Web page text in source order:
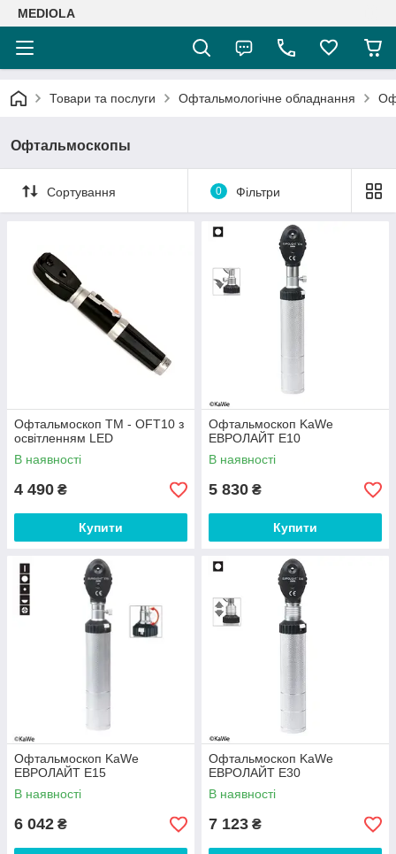
MEDIOLA
Товари та послуги Офтальмологічне обладнання
Офтальмоскопы
Сортування 0 Фільтри
Офтальмоскоп TM - OFT10 з
освітленням LED
В наявності
4 490 ₴
Купити
Офтальмоскоп KaWe
EВРОЛАЙТ E10
В наявності
5 830 ₴
Купити
Офтальмоскоп KaWe
EВРОЛАЙТ E15
В наявності
6 042 ₴
Офтальмоскоп KaWe
EВРОЛАЙТ E30
В наявності
7 123 ₴